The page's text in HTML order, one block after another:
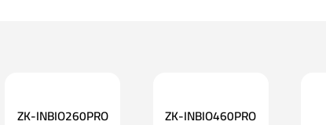
ZK-INBIO260PRO ZK-INBIO460PRO